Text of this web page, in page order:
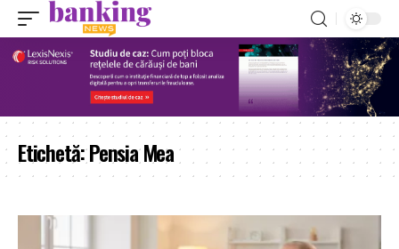
Etichetă:Pensia Mea